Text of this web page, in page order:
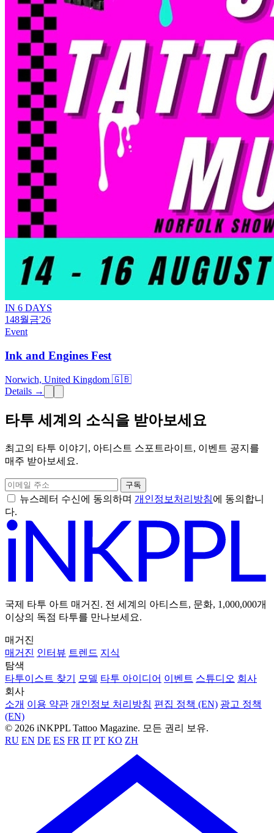
IN 6 DAYS
148월금'26
Event
Ink and Engines Fest
Norwich, United Kingdom 🇬🇧
Details →
타투 세계의 소식을 받아보세요
최고의 타투 이야기, 아티스트 스포트라이트, 이벤트 공지를
매주 받아보세요.
구독
뉴스레터 수신에 동의하며 개인정보처리방침에 동의합니
다.
국제 타투 아트 매거진. 전 세계의 아티스트, 문화, 1,000,000개
이상의 독점 타투를 만나보세요.
매거진
매거진 인터뷰 트렌드 지식
탐색
타투이스트 찾기
모델 타투 아이디어 이벤트 스튜디오 회사
회사
소개 이용 약관 개인정보 처리방침 편집 정책 (EN) 광고 정책
(EN)
© 2026 iNKPPL Tattoo Magazine. 모든 권리 보유.
RU EN DE ES FR IT PT KO ZH